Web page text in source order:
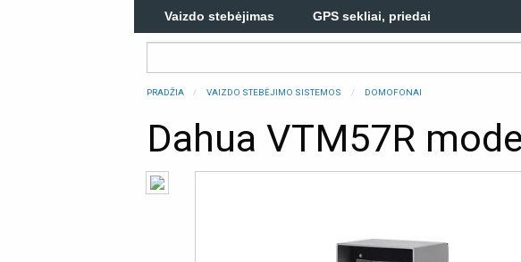
Vaizdo stebėjimas GPS sekliai, priedai
PRADŽIA VAIZDO STEBĖJIMO SISTEMOS DOMOFONAI
Dahua VTM57R